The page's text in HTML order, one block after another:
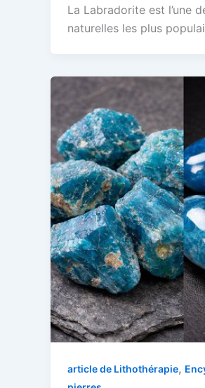
La Labradorite est l’une
naturelles les plus
article de Lithothérapie,